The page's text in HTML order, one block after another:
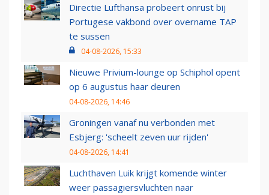
Directie Lufthansa probeert onrust bij
Portugese vakbond over overname TAP
te sussen
04-08-2026, 15:33
Nieuwe Privium-lounge op Schiphol opent
op 6 augustus haar deuren
04-08-2026, 14:46
Groningen vanaf nu verbonden met
Esbjerg: 'scheelt zeven uur rijden'
04-08-2026, 14:41
Luchthaven Luik krijgt komende winter
weer passagiersvluchten naar